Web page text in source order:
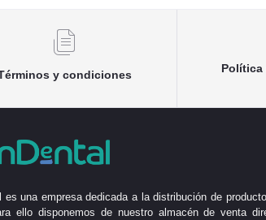
y condiciones
Política
es una empresa dedicada a la distribución de
ello disponemos de nuestro almacén de venta